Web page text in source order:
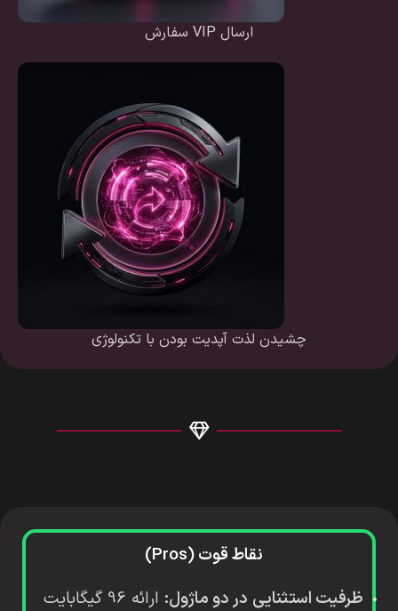
ارسال VIP سفارش
چشیدن لذت آپدیت بودن با تکنولوژی
نقاط قوت (Pros)
ظرفیت استثنایی در دو ماژول:
ارائه 96 گیگابایت